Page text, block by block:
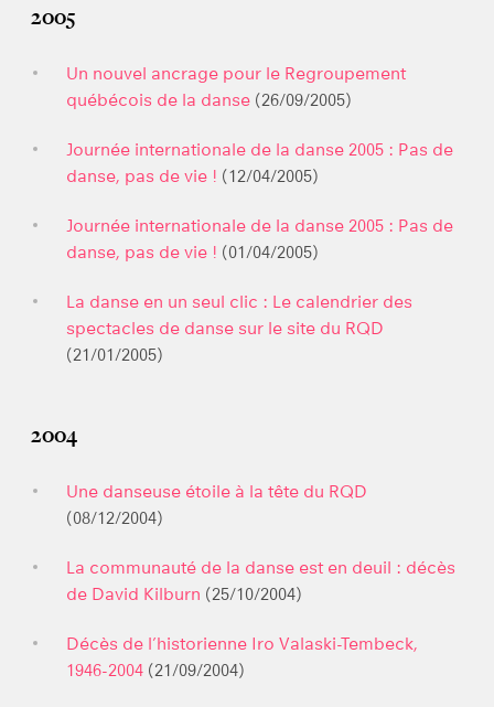
2005
Un nouvel ancrage pour le Regroupement
québécois de la danse (26/09/2005)
Journée internationale de la danse 2005 : Pas de
danse, pas de vie ! (12/04/2005)
Journée internationale de la danse 2005 : Pas de
danse, pas de vie ! (01/04/2005)
La danse en un seul clic : Le calendrier des
spectacles de danse sur le site du RQD
(21/01/2005)
2004
Une danseuse étoile à la tête du RQD
(08/12/2004)
La communauté de la danse est en deuil : décès
de David Kilburn (25/10/2004)
Décès de l’historienne Iro Valaski-Tembeck,
1946-2004 (21/09/2004)